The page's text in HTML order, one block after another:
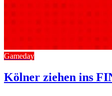
Gameday
Kölner ziehen ins